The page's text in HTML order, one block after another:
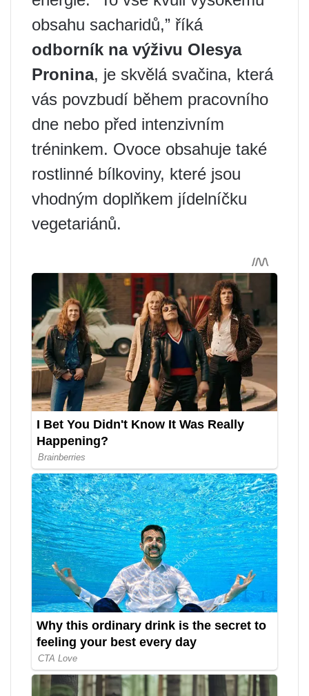
obsahu sacharidů,” říká
odborník na výživu Olesya
Pronina, je skvělá svačina, která
vás povzbudí během pracovního
dne nebo před intenzivním
tréninkem. Ovoce obsahuje také
rostlinné bílkoviny, které jsou
vhodným doplňkem jídelníčku
vegetariánů.